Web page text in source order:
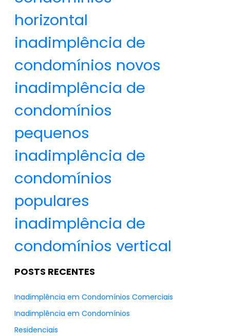
horizontal
inadimplência de
condomínios novos
inadimplência de
condomínios
pequenos
inadimplência de
condomínios
populares
inadimplência de
condomínios vertical
POSTS RECENTES
Inadimplência em Condomínios Comerciais
Inadimplência em Condomínios
Residenciais